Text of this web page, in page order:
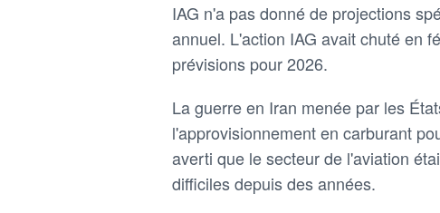
IAG n'a pas ⁠donné de ‌projections
annuel. L'action IAG avait ‌chuté en
prévisions ‌pour 2026.
La guerre en Iran menée ​par les
l'approvisionnement en carburant
averti que le secteur ⁠de l'aviation
difficiles depuis des années.